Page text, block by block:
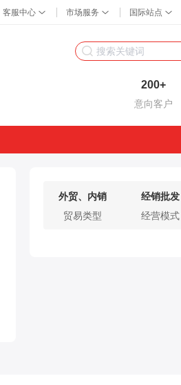
200+
意向客户
外贸、内销
贸易类型
经销批发
经营模式